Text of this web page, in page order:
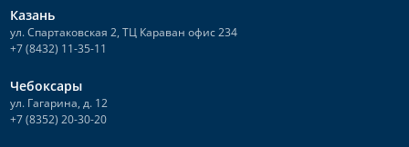
Казань
ул. Спартаковская 2, ТЦ Караван офис 234
+7 (8432) 11-35-11
Чебоксары
ул. Гагарина, д. 12
+7 (8352) 20-30-20